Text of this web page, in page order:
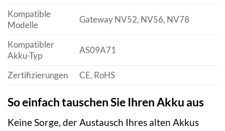
Kompatible
Modelle
Gateway NV52, NV56, NV78
Kompatibler
Akku-Typ
AS09A71
Zertifizierungen CE, RoHS
So einfach tauschen Sie Ihren Akku aus
Keine Sorge, der Austausch Ihres alten Akkus